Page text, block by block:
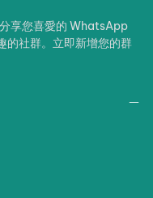
享您喜愛的 WhatsApp
的社群。立即新增您的群